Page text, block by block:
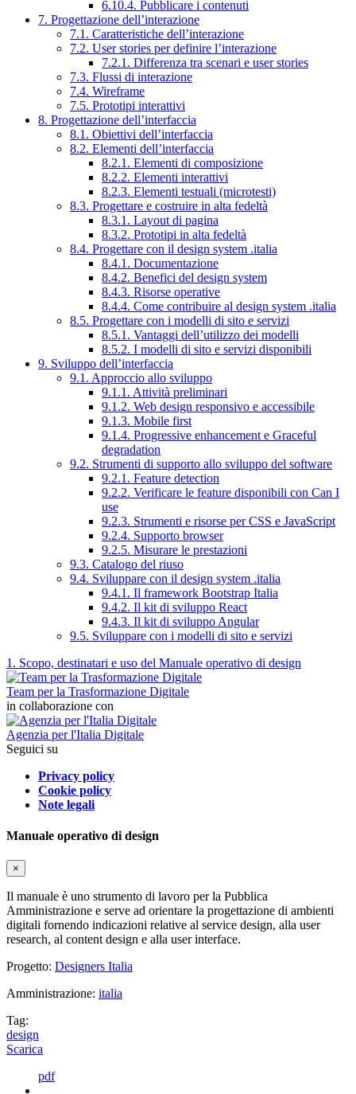
6.10.4. Pubblicare i contenuti
7. Progettazione dell’interazione
7.1. Caratteristiche dell’interazione
7.2. User stories per definire l’interazione
7.2.1. Differenza tra scenari e user stories
7.3. Flussi di interazione
7.4. Wireframe
7.5. Prototipi interattivi
8. Progettazione dell’interfaccia
8.1. Obiettivi dell’interfaccia
8.2. Elementi dell’interfaccia
8.2.1. Elementi di composizione
8.2.2. Elementi interattivi
8.2.3. Elementi testuali (microtesti)
8.3. Progettare e costruire in alta fedeltà
8.3.1. Layout di pagina
8.3.2. Prototipi in alta fedeltà
8.4. Progettare con il design system .italia
8.4.1. Documentazione
8.4.2. Benefici del design system
8.4.3. Risorse operative
8.4.4. Come contribuire al design system .italia
8.5. Progettare con i modelli di sito e servizi
8.5.1. Vantaggi dell’utilizzo dei modelli
8.5.2. I modelli di sito e servizi disponibili
9. Sviluppo dell’interfaccia
9.1. Approccio allo sviluppo
9.1.1. Attività preliminari
9.1.2. Web design responsivo e accessibile
9.1.3. Mobile first
9.1.4. Progressive enhancement e Graceful
degradation
9.2. Strumenti di supporto allo sviluppo del software
9.2.1. Feature detection
9.2.2. Verificare le feature disponibili con Can I
use
9.2.3. Strumenti e risorse per CSS e JavaScript
9.2.4. Supporto browser
9.2.5. Misurare le prestazioni
9.3. Catalogo del riuso
9.4. Sviluppare con il design system .italia
9.4.1. Il framework Bootstrap Italia
9.4.2. Il kit di sviluppo React
9.4.3. Il kit di sviluppo Angular
9.5. Sviluppare con i modelli di sito e servizi
1. Scopo, destinatari e uso del Manuale operativo di design
Team per la Trasformazione Digitale
in collaborazione con
Agenzia per l'Italia Digitale
Seguici su
Privacy policy
Cookie policy
Note legali
Manuale operativo di design
×
Il manuale è uno strumento di lavoro per la Pubblica
Amministrazione e serve ad orientare la progettazione di ambienti
digitali fornendo indicazioni relative al service design, alla user
research, al content design e alla user interface.
Progetto: Designers Italia
Amministrazione: italia
Tag:
design
Scarica
pdf